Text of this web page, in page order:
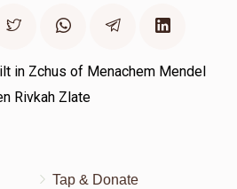
in Zchus of Menachem Mendel
Rivkah Zlate
Tap & Donate